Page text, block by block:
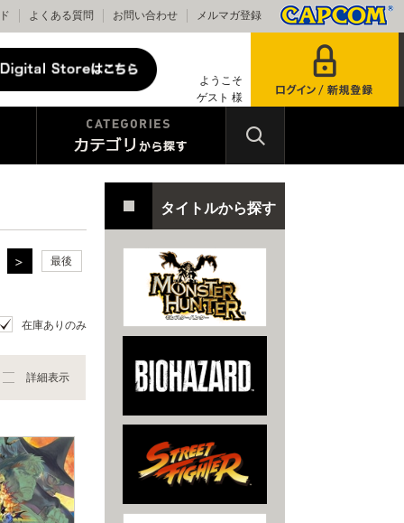
よくある質問 お問い合わせ メルマガ登録
ようこそ
ゲスト 様
最後
在庫ありのみ
詳細表示
タイトルから探す